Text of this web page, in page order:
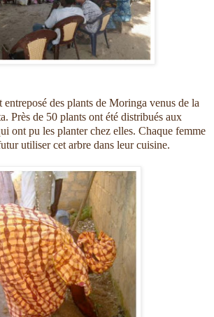
des plants de Moringa venus de la
Près de 50 plants ont été distribués aux
ont pu les planter chez elles. Chaque femme
utiliser cet arbre dans leur cuisine.